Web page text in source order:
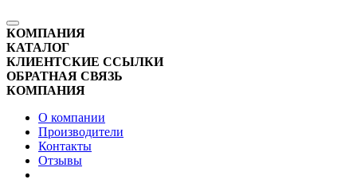
КОМПАНИЯ
КАТАЛОГ
КЛИЕНТСКИЕ ССЫЛКИ
ОБРАТНАЯ СВЯЗЬ
КОМПАНИЯ
О компании
Производители
Контакты
Отзывы